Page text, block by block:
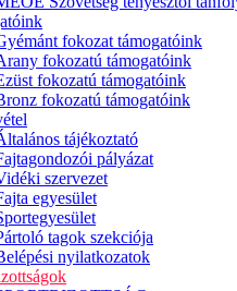
fokozat támogatóink
fokozatú támogatóink
fokozatú támogatóink
fokozatú támogatóink
tájékoztató
pályázat
szervezet
egyesület
tagok szekciója
nyilatkozatok